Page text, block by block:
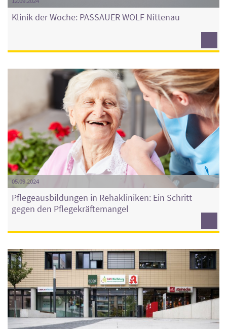
Klinik der Woche: PASSAUER WOLF Nittenau
05.09.2024
Pflegeausbildungen in Rehakliniken: Ein Schritt
gegen den Pflegekräftemangel